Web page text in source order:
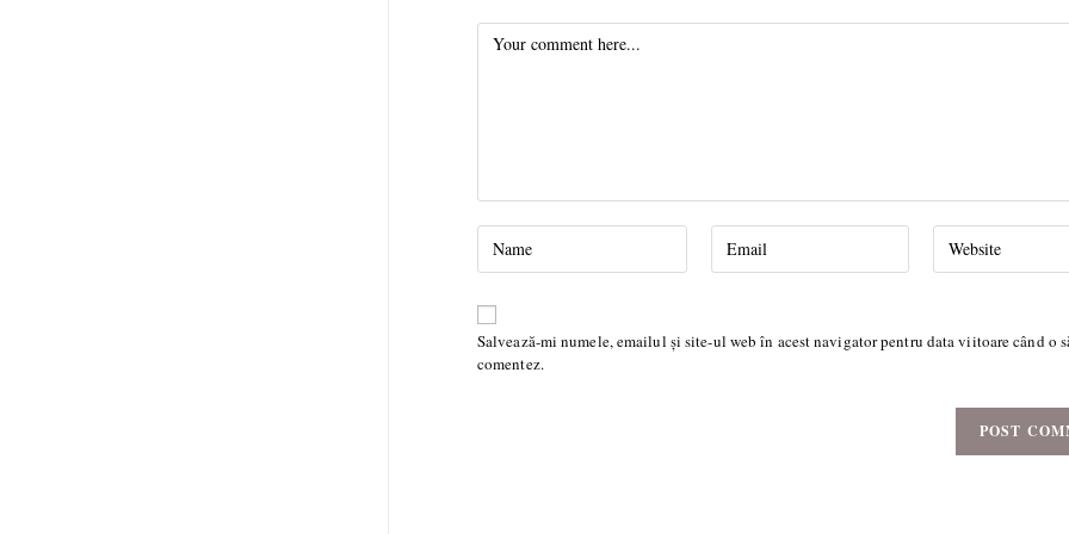
Salvează-mi numele, emailul și site-ul web în acest navigator pentru data viitoare când o
comentez.